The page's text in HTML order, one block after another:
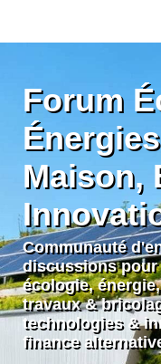
Forum
Maison,
Communauté
discussions
écologie,
travaux &
technologies &
finance